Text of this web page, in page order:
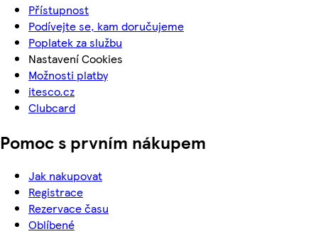
Přístupnost
Podívejte se, kam doručujeme
Poplatek za službu
Nastavení Cookies
Možnosti platby
itesco.cz
Clubcard
Pomoc s prvním nákupem
Jak nakupovat
Registrace
Rezervace času
Oblíbené